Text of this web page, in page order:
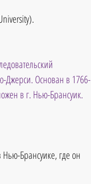
Джерси. Основан в 1766-
в г. Нью-Брансуик.
Нью-Брансуике, где он